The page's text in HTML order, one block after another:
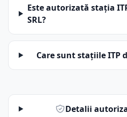
Este autorizată stația ITP
SRL?
Care sunt stațiile ITP
Detalii